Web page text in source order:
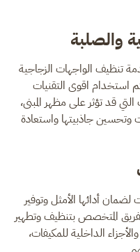
والصلبة
تنظيف الواجهات الزجاجية
استخدام اقوى التقنيات
التي قد تؤثر على مظهر المبنى،
وتحسين جاذبيتها واستعادة
أدائها الأمثل وتوفير
المتخصص بتنظيف وتطهير
الداخلية للمكيفات،